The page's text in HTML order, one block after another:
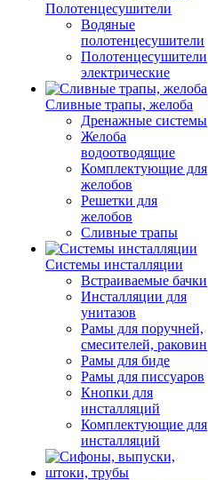
Полотенцесушители
Водяные
полотенцесушители
Полотенцесушители
электрические
Сливные трапы, желоба
Дренажные системы
Желоба
водоотводящие
Комплектующие для
желобов
Решетки для
желобов
Сливные трапы
Системы инсталляции
Встраиваемые бачки
Инсталляции для
унитазов
Рамы для поручней,
смесителей, раковин
Рамы для биде
Рамы для писсуаров
Кнопки для
инсталляций
Комплектующие для
инсталляций